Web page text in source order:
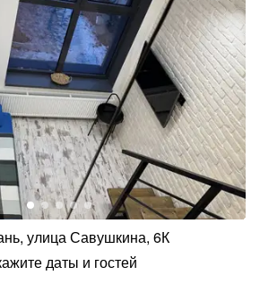
улица Савушкина, 6К
даты и гостей